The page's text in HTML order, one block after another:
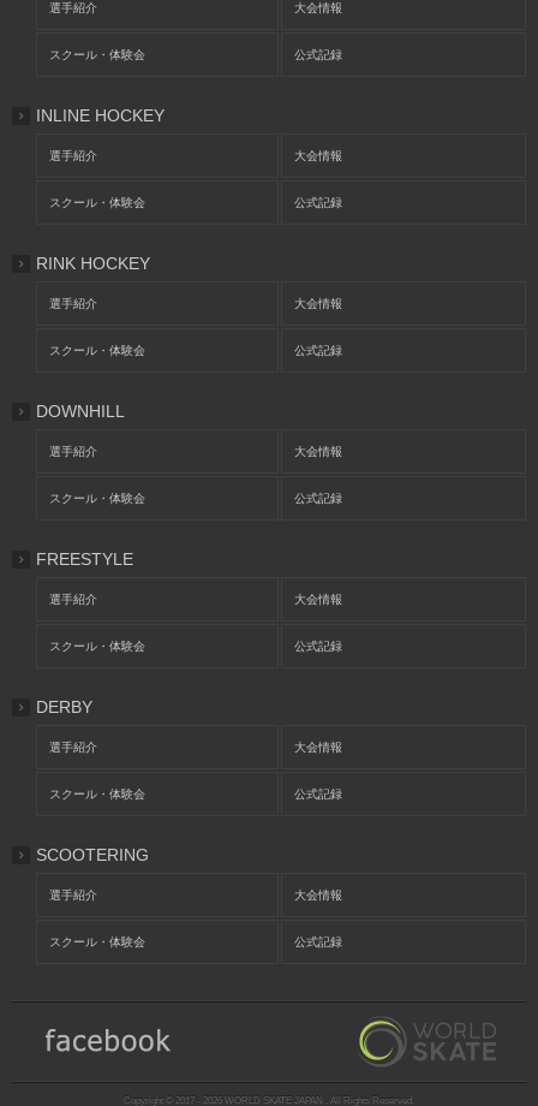
選手紹介 大会情報
スクール・体験会 公式記録
INLINE HOCKEY
選手紹介 大会情報
スクール・体験会 公式記録
RINK HOCKEY
選手紹介 大会情報
スクール・体験会 公式記録
DOWNHILL
選手紹介 大会情報
スクール・体験会 公式記録
FREESTYLE
選手紹介 大会情報
スクール・体験会 公式記録
DERBY
選手紹介 大会情報
スクール・体験会 公式記録
SCOOTERING
選手紹介 大会情報
スクール・体験会 公式記録
Copyright © 2017 - 2026 WORLD SKATE JAPAN , All Rights Reserved.